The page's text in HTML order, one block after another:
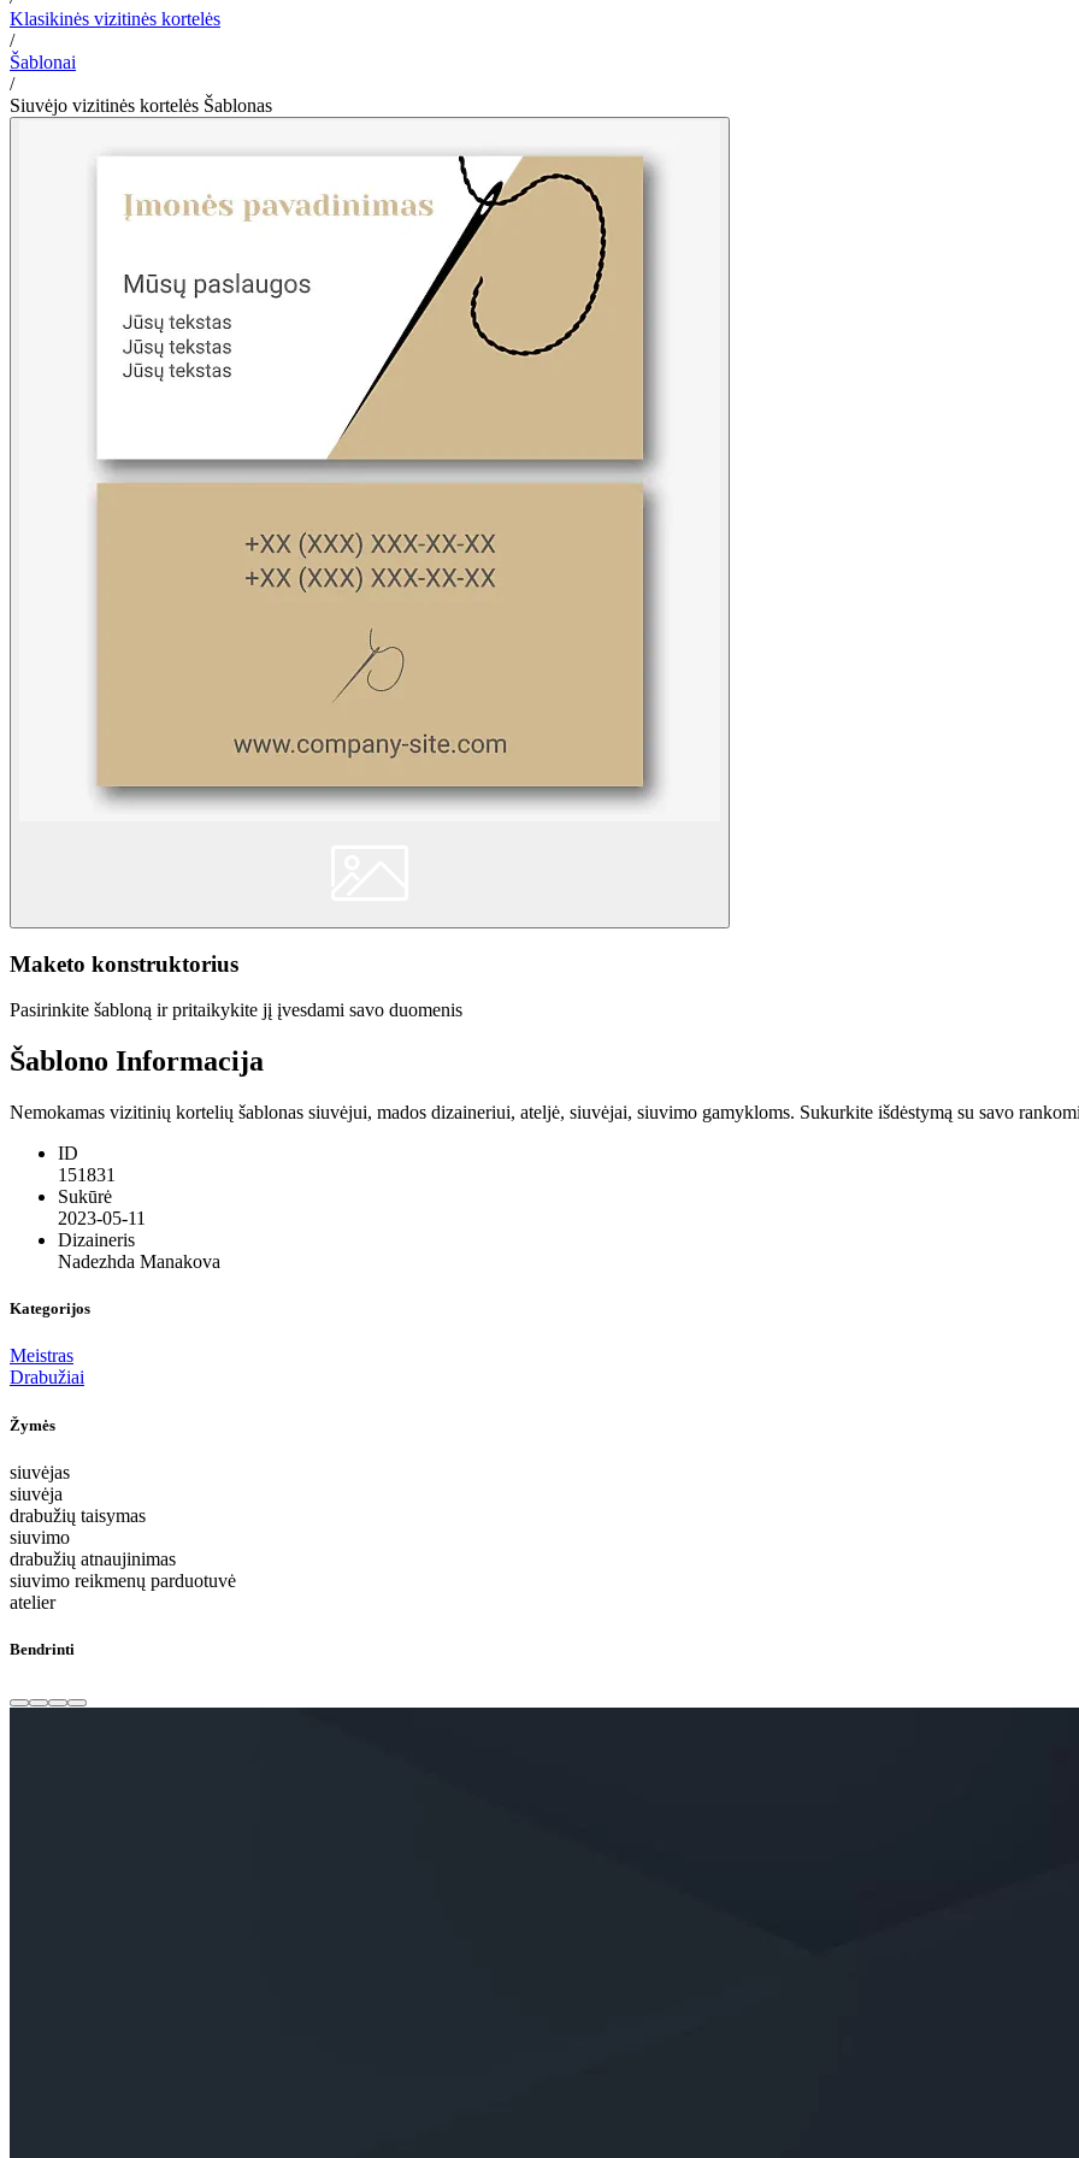
Klasikinės vizitinės kortelės
/
Šablonai
/
Siuvėjo vizitinės kortelės Šablonas
Maketo konstruktorius
Pasirinkite šabloną ir pritaikykite jį įvesdami savo duomenis
Šablono Informacija
Nemokamas vizitinių kortelių šablonas siuvėjui, mados dizaineriui, ateljė, siuvėjai, siuvimo gamykloms. Sukurkite išdėstymą su savo
ID
151831
Sukūrė
2023-05-11
Dizaineris
Nadezhda Manakova
Kategorijos
Meistras
Drabužiai
Žymės
siuvėjas
siuvėja
drabužių taisymas
siuvimo
drabužių atnaujinimas
siuvimo reikmenų parduotuvė
atelier
Bendrinti